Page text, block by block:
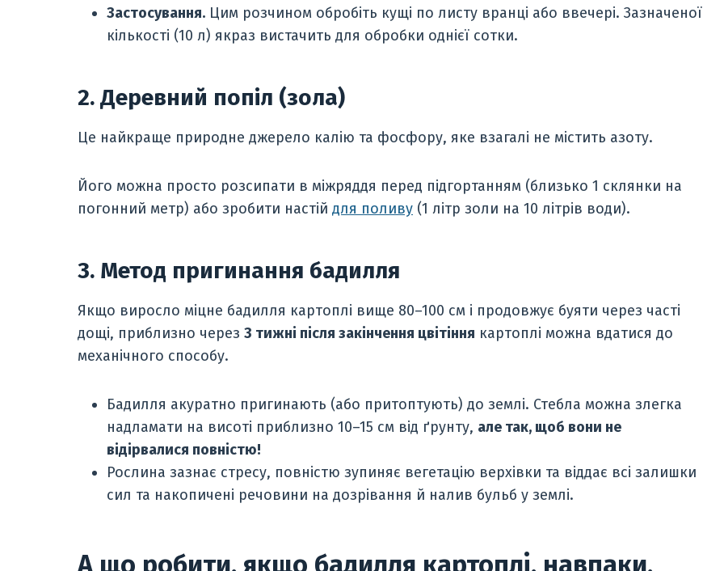
Застосування. Цим розчином обробіть кущі по листу вранці або ввечері. Зазначеної
кількості (10 л) якраз вистачить для обробки однієї сотки.
2. Деревний попіл (зола)
Це найкраще природне джерело калію та фосфору, яке взагалі не містить азоту.
Його можна просто розсипати в міжряддя перед підгортанням (близько 1 склянки на
погонний метр) або зробити настій для поливу (1 літр золи на 10 літрів води).
3. Метод пригинання бадилля
Якщо виросло міцне бадилля картоплі вище 80–100 см і продовжує буяти через часті
дощі, приблизно через 3 тижні після закінчення цвітіння картоплі можна вдатися до
механічного способу.
Бадилля акуратно пригинають (або притоптують) до землі. Стебла можна злегка
надламати на висоті приблизно 10–15 см від ґрунту, але так, щоб вони не
відірвалися повністю!
Рослина зазнає стресу, повністю зупиняє вегетацію верхівки та віддає всі залишки
сил та накопичені речовини на дозрівання й налив бульб у землі.
А що робити, якщо бадилля картоплі, навпаки,